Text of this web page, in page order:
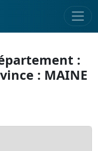
:
: MAINE